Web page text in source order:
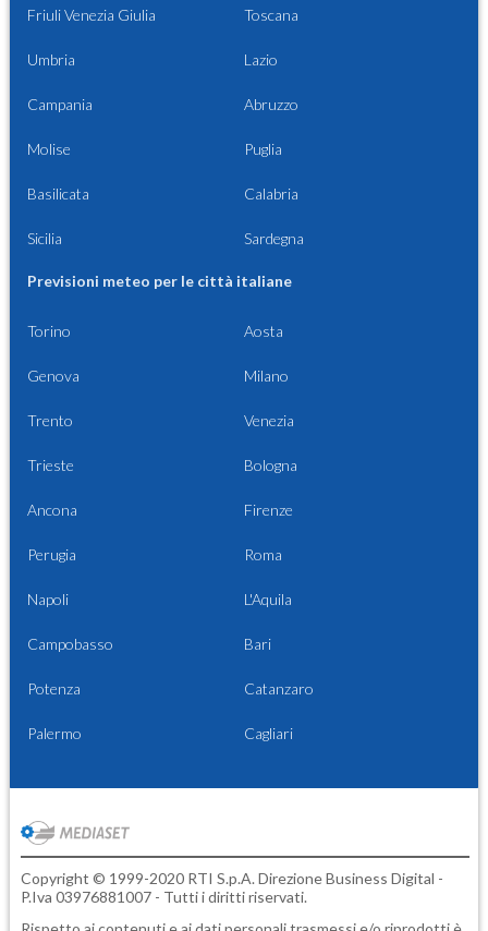
Friuli Venezia Giulia Toscana
Umbria Lazio
Campania Abruzzo
Molise Puglia
Basilicata Calabria
Sicilia Sardegna
Previsioni meteo per le città italiane
Torino Aosta
Genova Milano
Trento Venezia
Trieste Bologna
Ancona Firenze
Perugia Roma
Napoli L'Aquila
Campobasso Bari
Potenza Catanzaro
Palermo Cagliari
Copyright © 1999-2020 RTI S.p.A. Direzione Business Digital -
P.Iva 03976881007 - Tutti i diritti riservati.